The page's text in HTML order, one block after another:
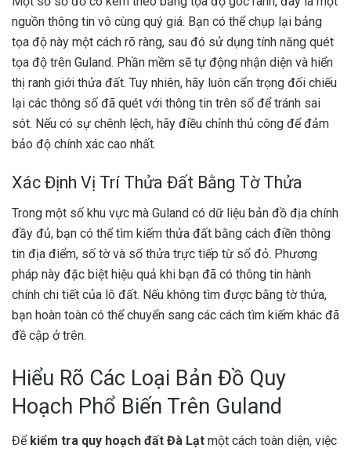
nguồn thông tin vô cùng quý giá. Bạn có thể chụp lại bảng
tọa độ này một cách rõ ràng, sau đó sử dụng tính năng quét
tọa độ trên Guland. Phần mềm sẽ tự động nhận diện và hiển
thị ranh giới thửa đất. Tuy nhiên, hãy luôn cẩn trọng đối chiếu
lại các thông số đã quét với thông tin trên sổ để tránh sai
sót. Nếu có sự chênh lệch, hãy điều chỉnh thủ công để đảm
bảo độ chính xác cao nhất.
Xác Định Vị Trí Thửa Đất Bằng Tờ Thửa
Trong một số khu vực mà Guland có dữ liệu bản đồ địa chính
đầy đủ, bạn có thể tìm kiếm thửa đất bằng cách điền thông
tin địa điểm, số tờ và số thửa trực tiếp từ sổ đỏ. Phương
pháp này đặc biệt hiệu quả khi bạn đã có thông tin hành
chính chi tiết của lô đất. Nếu không tìm được bằng tờ thửa,
bạn hoàn toàn có thể chuyển sang các cách tìm kiếm khác đã
đề cập ở trên.
Hiểu Rõ Các Loại Bản Đồ Quy
Hoạch Phổ Biến Trên Guland
Để kiểm tra quy hoạch đất Đà Lạt một cách toàn diện, việc